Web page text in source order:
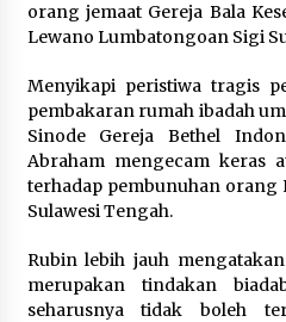
orang jemaat Gereja Bala
Lewano Lumbatongoan Sigi
Menyikapi peristiwa tragis
pembakaran rumah ibadah
Sinode Gereja Bethel
Abraham mengecam keras
terhadap pembunuhan
Sulawesi Tengah.
Rubin lebih jauh
merupakan tindakan
seharusnya tidak boleh